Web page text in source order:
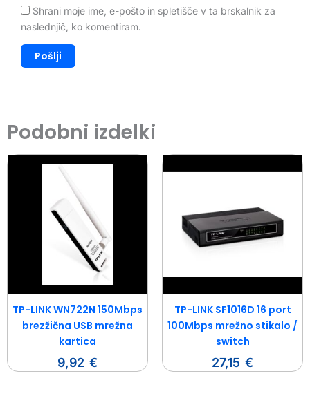
Shrani moje ime, e-pošto in spletišče v ta brskalnik za
naslednjič, ko komentiram.
Podobni izdelki
TP-LINK WN722N 150Mbps
brezžična USB mrežna
kartica
9,92 €
TP-LINK SF1016D 16 port
100Mbps mrežno stikalo /
switch
27,15 €